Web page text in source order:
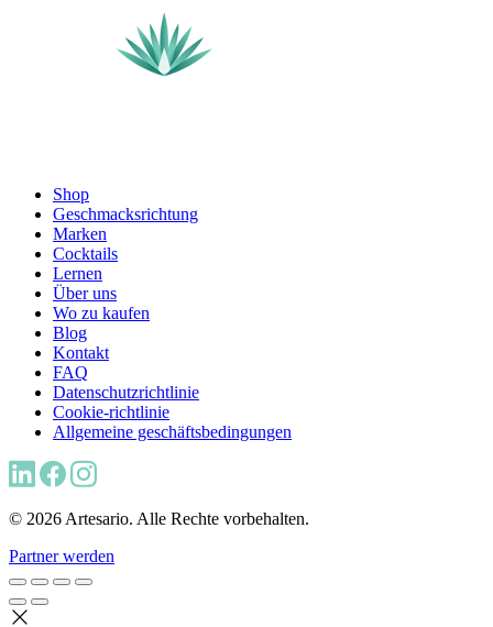
Shop
Geschmacksrichtung
Marken
Cocktails
Lernen
Über uns
Wo zu kaufen
Blog
Kontakt
FAQ
Datenschutzrichtlinie
Cookie-richtlinie
Allgemeine geschäftsbedingungen
© 2026 Artesario. Alle Rechte vorbehalten.
Partner werden